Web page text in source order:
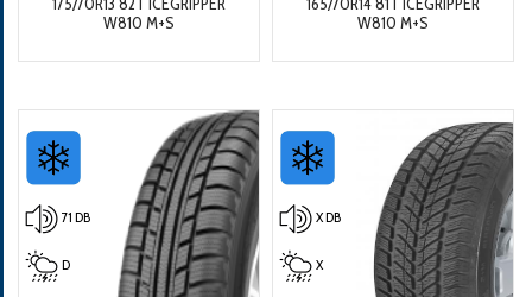
W810 M+S
W810 M+S
71 DB
D
X DB
X